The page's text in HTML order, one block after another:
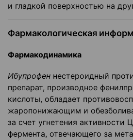
и гладкой поверхностью на
Фармакологическая
Фармакодинамика
Ибупрофен нестероидный
препарат, производное
кислоты, обладает
жаропонижающим и
за счет угнетения активности
фермента, отвечающего за